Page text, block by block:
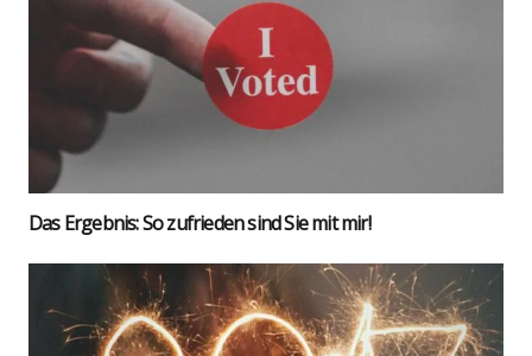
Das Ergeb­nis: So zufrie­den sind Sie mit mir!